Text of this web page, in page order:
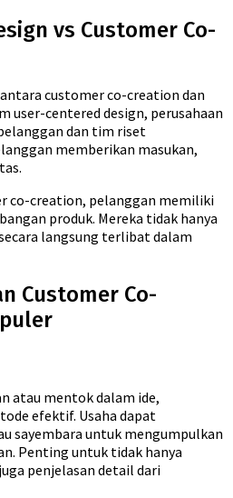
vs Customer Co-
customer co-creation dan
user-centered design, perusahaan
dan tim riset
memberikan masukan,
co-creation, pelanggan memiliki
produk. Mereka tidak hanya
langsung terlibat dalam
Customer Co-
atau mentok dalam ide,
efektif. Usaha dapat
sayembara untuk mengumpulkan
Penting untuk tidak hanya
penjelasan detail dari